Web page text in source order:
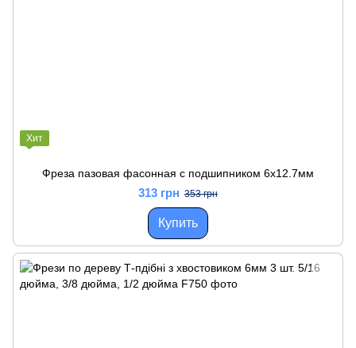
Хит
Фреза пазовая фасонная с подшипником 6x12.7мм
313 грн 353 грн
Купить